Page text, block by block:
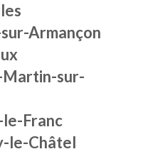
Armançon
Martin-sur-
Franc
le-Châtel